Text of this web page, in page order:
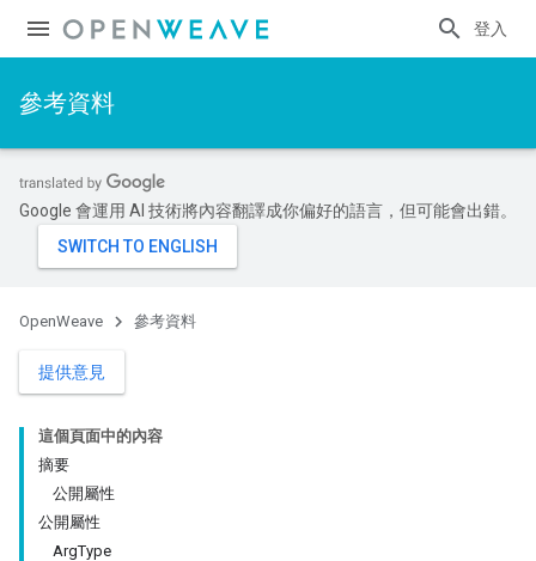
登入
參考資料
Google 會運用 AI 技術將內容翻譯成你偏好的語言，但可能會出錯。
OpenWeave 參考資料
提供意見
這個頁面中的內容
摘要
公開屬性
公開屬性
ArgType